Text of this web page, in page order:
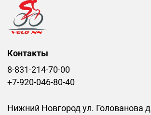
Контакты
8-831-214-70-00
+7-920-046-80-40
Нижний Новгород ул. Голованова